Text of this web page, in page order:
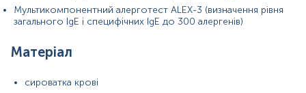
Мультикомпонентний алерготест ALEX-3 (визначення рівня
загального IgE і специфічних IgE до 300 алергенів)
Матеріал
сироватка крові